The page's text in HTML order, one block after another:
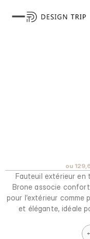
ou
Fauteuil extérieur en
Brone associe
pour l’extérieur comme
et élégante, idéale